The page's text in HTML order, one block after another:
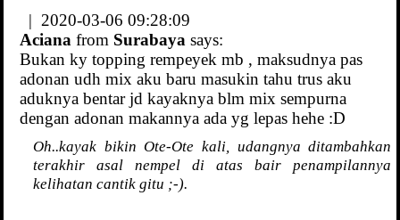
| 2020-03-06 09:28:09
Aciana from Surabaya says:
Bukan ky topping rempeyek mb , maksudnya pas
adonan udh mix aku baru masukin tahu trus aku
aduknya bentar jd kayaknya blm mix sempurna
dengan adonan makannya ada yg lepas hehe :D
Oh..kayak bikin Ote-Ote kali, udangnya ditambahkan
terakhir asal nempel di atas bair penampilannya
kelihatan cantik gitu ;-).